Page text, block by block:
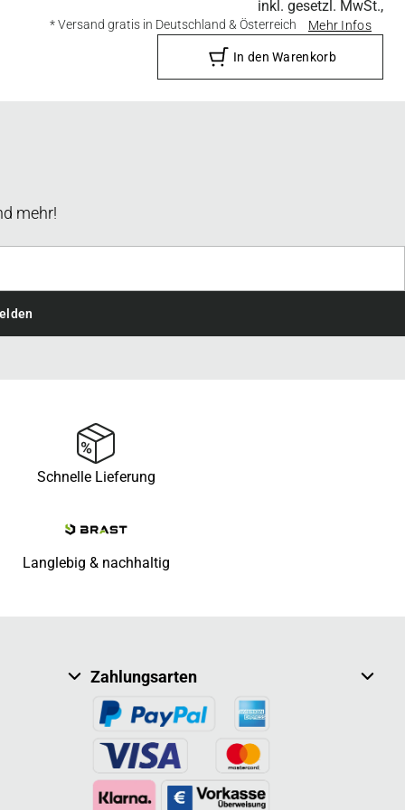
inkl. gesetzl. MwSt.,
* Versand gratis in Deutschland & Österreich Mehr Infos
In den Warenkorb
mehr!
Schnelle Lieferung
Langlebig & nachhaltig
Zahlungsarten